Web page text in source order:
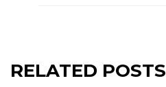
RELATED POSTS